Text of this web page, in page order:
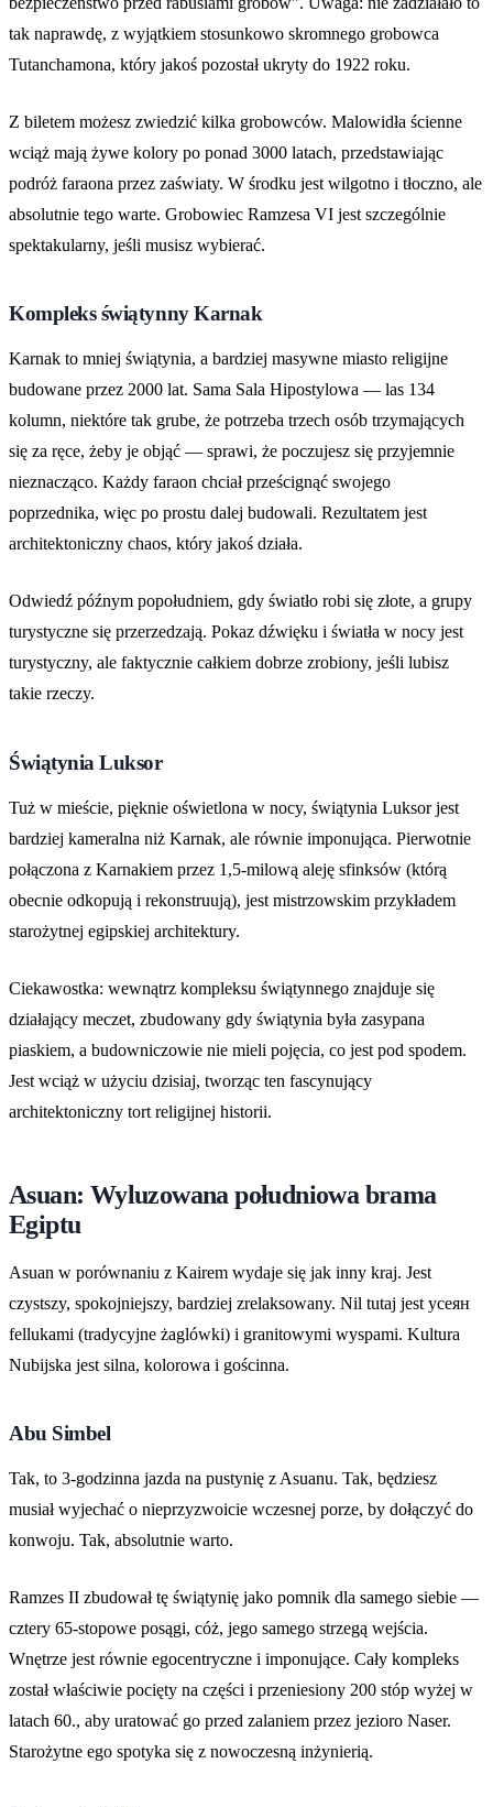
tak naprawdę, z wyjątkiem stosunkowo skromnego grobowca
Tutanchamona, który jakoś pozostał ukryty do 1922 roku.
Z biletem możesz zwiedzić kilka grobowców. Malowidła ścienne
wciąż mają żywe kolory po ponad 3000 latach, przedstawiając
podróż faraona przez zaświaty. W środku jest wilgotno i tłoczno, ale
absolutnie tego warte. Grobowiec Ramzesa VI jest szczególnie
spektakularny, jeśli musisz wybierać.
Kompleks świątynny Karnak
Karnak to mniej świątynia, a bardziej masywne miasto religijne
budowane przez 2000 lat. Sama Sala Hipostylowa — las 134
kolumn, niektóre tak grube, że potrzeba trzech osób trzymających
się za ręce, żeby je objąć — sprawi, że poczujesz się przyjemnie
nieznacząco. Każdy faraon chciał prześcignąć swojego
poprzednika, więc po prostu dalej budowali. Rezultatem jest
architektoniczny chaos, który jakoś działa.
Odwiedź późnym popołudniem, gdy światło robi się złote, a grupy
turystyczne się przerzedzają. Pokaz dźwięku i światła w nocy jest
turystyczny, ale faktycznie całkiem dobrze zrobiony, jeśli lubisz
takie rzeczy.
Świątynia Luksor
Tuż w mieście, pięknie oświetlona w nocy, świątynia Luksor jest
bardziej kameralna niż Karnak, ale równie imponująca. Pierwotnie
połączona z Karnakiem przez 1,5-milową aleję sfinksów (którą
obecnie odkopują i rekonstruują), jest mistrzowskim przykładem
starożytnej egipskiej architektury.
Ciekawostka: wewnątrz kompleksu świątynnego znajduje się
działający meczet, zbudowany gdy świątynia była zasypana
piaskiem, a budowniczowie nie mieli pojęcia, co jest pod spodem.
Jest wciąż w użyciu dzisiaj, tworząc ten fascynujący
architektoniczny tort religijnej historii.
Asuan: Wyluzowana południowa brama
Egiptu
Asuan w porównaniu z Kairem wydaje się jak inny kraj. Jest
czystszy, spokojniejszy, bardziej zrelaksowany. Nil tutaj jest усеян
fellukami (tradycyjne żaglówki) i granitowymi wyspami. Kultura
Nubijska jest silna, kolorowa i gościnna.
Abu Simbel
Tak, to 3-godzinna jazda na pustynię z Asuanu. Tak, będziesz
musiał wyjechać o nieprzyzwoicie wczesnej porze, by dołączyć do
konwoju. Tak, absolutnie warto.
Ramzes II zbudował tę świątynię jako pomnik dla samego siebie —
cztery 65-stopowe posągi, cóż, jego samego strzegą wejścia.
Wnętrze jest równie egocentryczne i imponujące. Cały kompleks
został właściwie pocięty na części i przeniesiony 200 stóp wyżej w
latach 60., aby uratować go przed zalaniem przez jezioro Naser.
Starożytne ego spotyka się z nowoczesną inżynierią.